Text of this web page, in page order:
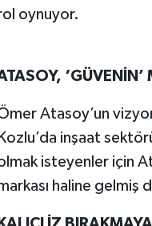
oynuyor.
Atasoy’un
Kozlu’da inşaat
isteyenler için
haline gelmiş